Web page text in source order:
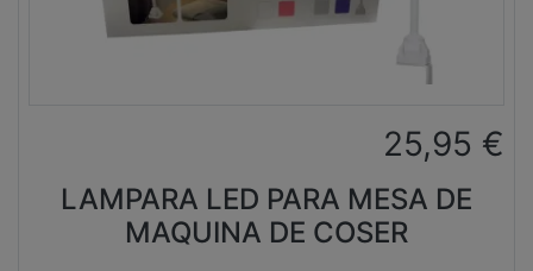
25,95 €
LAMPARA LED PARA MESA DE
MAQUINA DE COSER